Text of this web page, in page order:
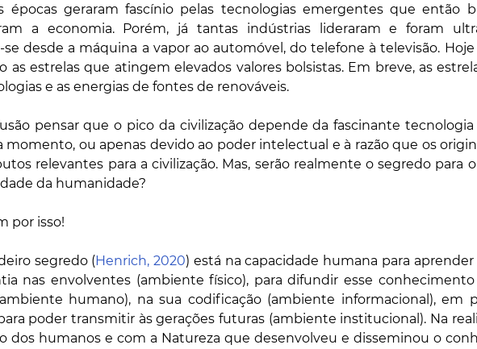
épocas geraram fascínio pelas tecnologias emergentes que então
a economia. Porém, já tantas indústrias lideraram e foram
as estrelas que atingem elevados valores bolsistas. Em breve, as
e as energias de fontes de renováveis.
pensar que o pico da civilização depende da fascinante
momento, ou apenas devido ao poder intelectual e à razão que os
relevantes para a civilização. Mas, serão realmente o segredo para
da humanidade?
por isso!
segredo (Henrich, 2020) está na capacidade humana para
nas envolventes (ambiente físico), para difundir esse
humano), na sua codificação (ambiente informacional), em
poder transmitir às gerações futuras (ambiente institucional). Na
dos humanos e com a Natureza que desenvolveu e disseminou o